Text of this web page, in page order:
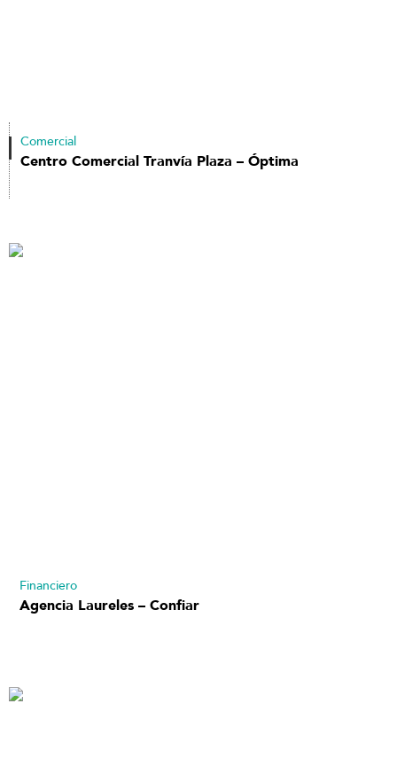
Comercial
Centro Comercial Tranvía Plaza – Óptima
Financiero
Agencia Laureles – Confiar